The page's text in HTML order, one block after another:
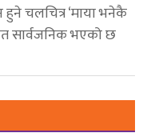
हुने चलचित्र ‘माया भनेकै
सार्वजनिक भएको छ